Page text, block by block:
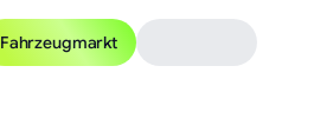
Fahrzeugmarkt